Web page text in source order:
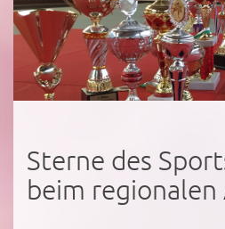
Sterne des
beim regionalen